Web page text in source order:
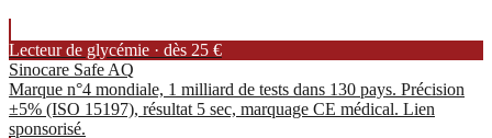
Lecteur de glycémie · dès 25 €
Sinocare Safe AQ
Marque n°4 mondiale, 1 milliard de tests dans 130 pays. Précision
±5% (ISO 15197), résultat 5 sec, marquage CE médical. Lien
sponsorisé.